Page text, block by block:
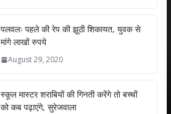
er e
dI
n
l e
पलवलः पहले की रेप की झूठी शिकायत, युवक से
मांगे लाखों रुपये
August 29, 2020
स्कूल मास्टर शराबियों की गिनती करेंगे तो बच्चों
को कब पढ़ाएंगे, सुरेजवाला